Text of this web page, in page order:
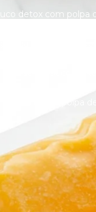
Suco detox com
Venda de polpa